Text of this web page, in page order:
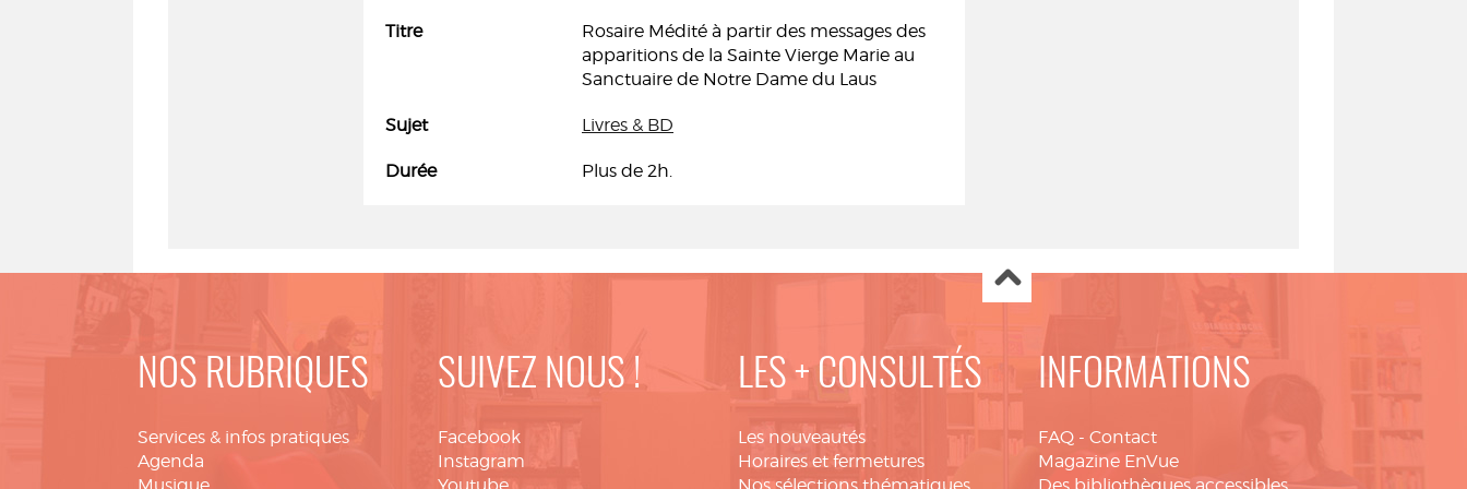
Titre
Rosaire Médité à partir des messages des
apparitions de la Sainte Vierge Marie au
Sanctuaire de Notre Dame du Laus
Sujet Livres & BD
Durée Plus de 2h.
NOS RUBRIQUES
Services & infos pratiques
Agenda
SUIVEZ NOUS !
Facebook
Instagram
LES + CONSULTÉS
Les nouveautés
Horaires et fermetures
INFORMATIONS
FAQ - Contact
Magazine EnVue